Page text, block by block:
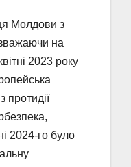
Молдови з
на
2023 року
протидії
2024-го було